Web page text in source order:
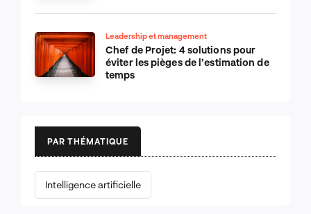
Leadership et management
Chef de Projet: 4 solutions pour
éviter les pièges de l’estimation de
temps
PAR THÉMATIQUE
Intelligence artificielle